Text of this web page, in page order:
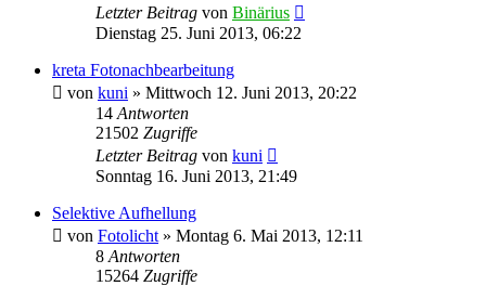
Letzter Beitrag von Binärius
Dienstag 25. Juni 2013, 06:22
kreta Fotonachbearbeitung
von kuni » Mittwoch 12. Juni 2013, 20:22
14 Antworten
21502 Zugriffe
Letzter Beitrag von kuni
Sonntag 16. Juni 2013, 21:49
Selektive Aufhellung
von Fotolicht » Montag 6. Mai 2013, 12:11
8 Antworten
15264 Zugriffe